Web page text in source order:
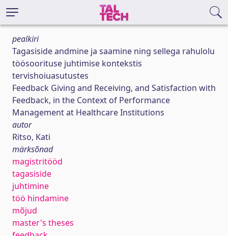
pealkiri
Tagasiside andmine ja saamine ning sellega rahulolu
töösoorituse juhtimise kontekstis
tervishoiuasutustes
Feedback Giving and Receiving, and Satisfaction with
Feedback, in the Context of Performance
Management at Healthcare Institutions
autor
Ritso, Kati
märksõnad
magistritööd
tagasiside
juhtimine
töö hindamine
mõjud
master's theses